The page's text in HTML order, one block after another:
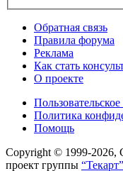
Обратная связь
Правила форума
Реклама
Как стать
О проекте
Политика
Помощь
Copyright © 1999-
проект группы “Текарт”